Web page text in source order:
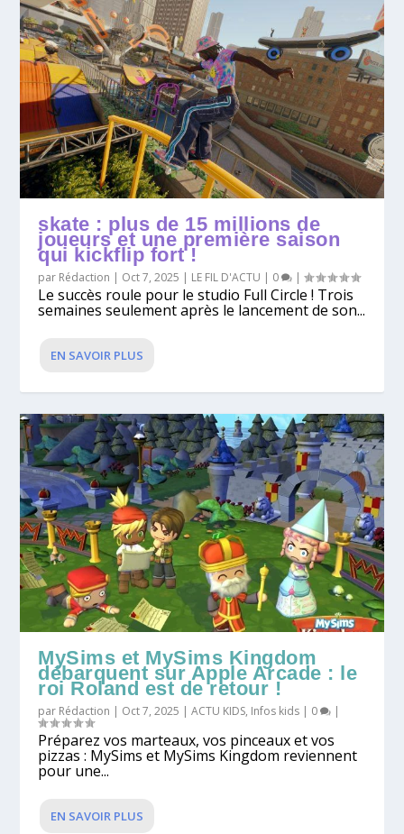
skate : plus de 15 millions de
joueurs et une première saison
qui kickflip fort !
par Rédaction | Oct 7, 2025 | LE FIL D'ACTU | 0 |
Le succès roule pour le studio Full Circle ! Trois
semaines seulement après le lancement de son...
EN SAVOIR PLUS
MySims et MySims Kingdom
débarquent sur Apple Arcade : le
roi Roland est de retour !
par Rédaction | Oct 7, 2025 |ACTU KIDS, Infos kids | 0 |
Préparez vos marteaux, vos pinceaux et vos
pizzas : MySims et MySims Kingdom reviennent
pour une...
EN SAVOIR PLUS